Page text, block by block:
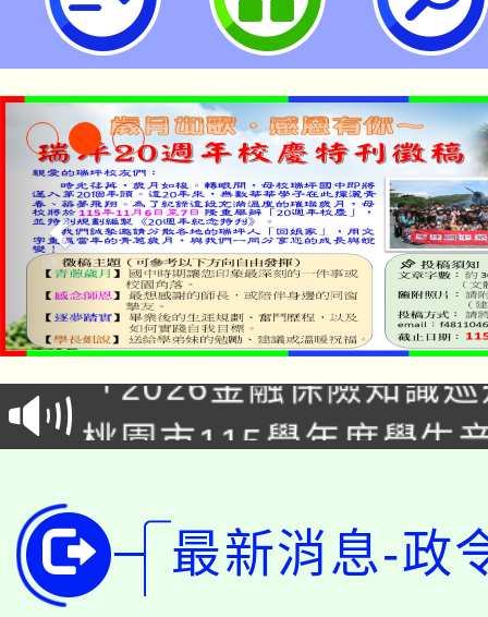
國民中學
公告本校115學年度第
代理(課)教師甄選結果(
「2026金融保險知識
車」活動
桃園市115學年度學生
代理(課)教師甄選結果(
公告本校115學年度第
代理(課)教師甄選結果(
轉知中國文化大學推廣
最新消息-政